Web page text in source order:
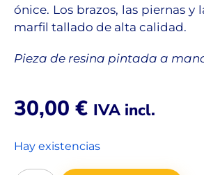
ónice. Los brazos, las piernas y
marfil tallado de alta calidad.
Pieza de resina pintada a
30,00 € IVA incl.
Hay existencias